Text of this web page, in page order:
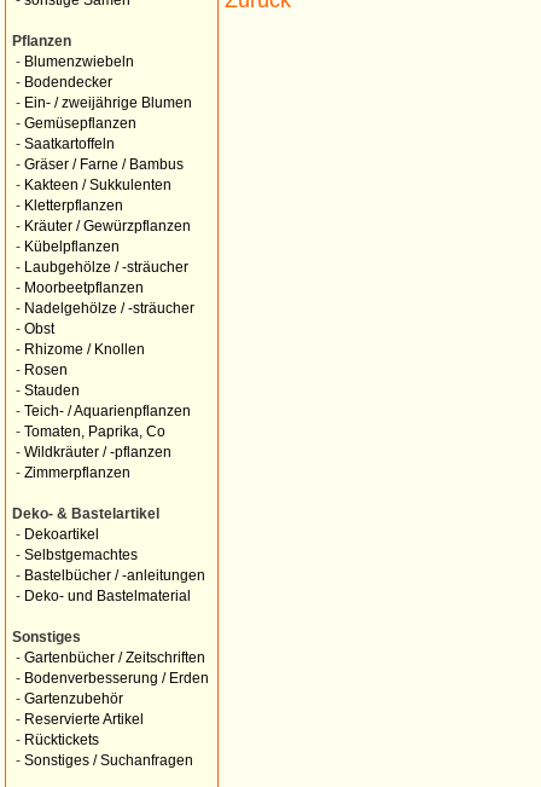
Pflanzen
- Blumenzwiebeln
- Bodendecker
- Ein- / zweijährige Blumen
- Gemüsepflanzen
- Saatkartoffeln
- Gräser / Farne / Bambus
- Kakteen / Sukkulenten
- Kletterpflanzen
- Kräuter / Gewürzpflanzen
- Kübelpflanzen
-
Laubgehölze / -sträucher
- Moorbeetpflanzen
- Nadelgehölze / -sträucher
- Obst
- Rhizome / Knollen
- Rosen
- Stauden
- Teich- / Aquarienpflanzen
- Tomaten, Paprika, Co
- Wildkräuter / -pflanzen
- Zimmerpflanzen
Deko- & Bastelartikel
- Dekoartikel
- Selbstgemachtes
- Bastelbücher / -anleitungen
- Deko- und Bastelmaterial
Sonstiges
- Gartenbücher / Zeitschriften
- Bodenverbesserung / Erden
- Gartenzubehör
- Reservierte Artikel
- Rücktickets
- Sonstiges / Suchanfragen